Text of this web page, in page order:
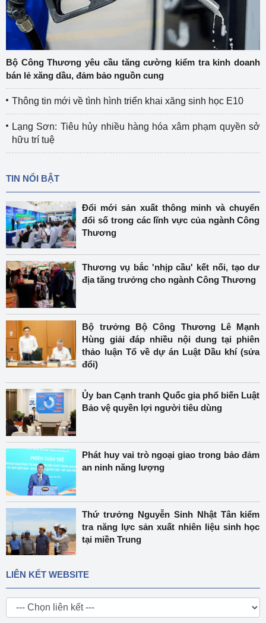
Bộ Công Thương yêu cầu tăng cường kiểm tra kinh doanh
bán lẻ xăng dầu, đảm bảo nguồn cung
Thông tin mới về tình hình triển khai xăng sinh học E10
Lạng Sơn: Tiêu hủy nhiều hàng hóa xâm phạm quyền sở
hữu trí tuệ
TIN NỔI BẬT
Đổi mới sản xuất thông minh và chuyển
đổi số trong các lĩnh vực của ngành Công
Thương
Thương vụ bắc 'nhịp cầu' kết nối, tạo dư
địa tăng trưởng cho ngành Công Thương
Bộ trưởng Bộ Công Thương Lê Mạnh
Hùng giải đáp nhiều nội dung tại phiên
thảo luận Tổ về dự án Luật Dầu khí (sửa
đổi)
Ủy ban Cạnh tranh Quốc gia phổ biến Luật
Bảo vệ quyền lợi người tiêu dùng
Phát huy vai trò ngoại giao trong bảo đảm
an ninh năng lượng
Thứ trưởng Nguyễn Sinh Nhật Tân kiểm
tra năng lực sản xuất nhiên liệu sinh học
tại miền Trung
LIÊN KẾT WEBSITE